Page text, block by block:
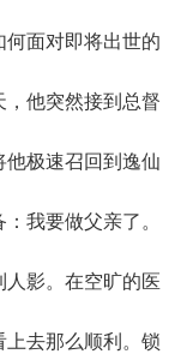
面对即将出世的
他突然接到总督
极速召回到逸仙
我要做父亲了。
影。在空旷的医
去那么顺利。锁